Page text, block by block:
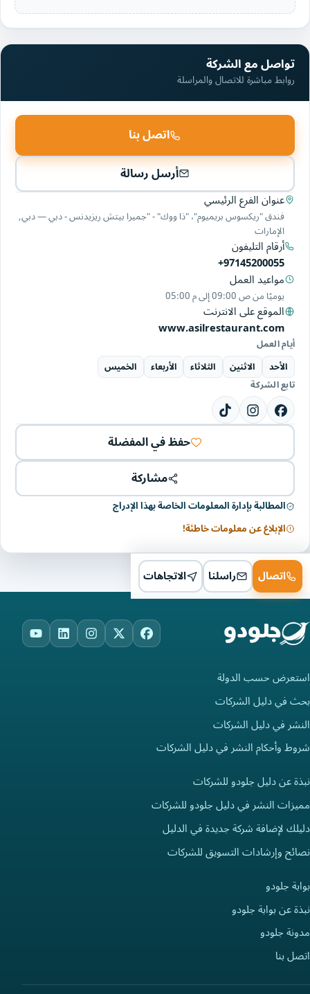
تواصل مع الشركة
روابط مباشرة للاتصال والمراسلة
اتصل بنا
أرسل رسالة
عنوان الفرع الرئيسي
فندق "ريكسوس بريميوم"، "ذا ووك" - "جميرا بيتش ريزيدنس - دبي — دبي,
الإمارات
أرقام التليفون
+97145200055
مواعيد العمل
يوميًا من09:00 ص إلى05:00 م
الموقع على الانترنت
www.asilrestaurant.com
أيام العمل
الأحد الاثنين الثلاثاء الأربعاء الخميس
تابع الشركة
حفظ في المفضلة
مشاركة
المطالبة بإدارة المعلومات الخاصة بهذا الإدراج
الإبلاغ عن معلومات خاطئة!
اتصال راسلنا الاتجاهات
Facebook
X
Instagram
LinkedIn
استعرض حسب الدولة
بحث في دليل الشركات
النشر في دليل الشركات
شروط وأحكام النشر في دليل الشركات
نبذة عن دليل جلودو للشركات
مميزات النشر في دليل جلودو للشركات
دليلك لإضافة شركة جديدة في الدليل
نصائح وإرشادات التسويق للشركات
بوابة جلودو
نبذة عن بوابة جلودو
مدونة جلودو
اتصل بنا